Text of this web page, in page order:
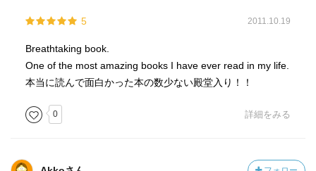
5 2011.10.19
Breathtaking book.
One of the most amazing books I have ever read in my life.
本当に読んで面白かった本の数少ない殿堂入り！！
0 詳細をみる